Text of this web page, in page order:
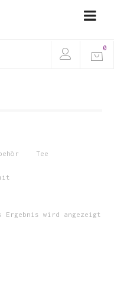
0
Tee
Ergebnis wird angezeigt